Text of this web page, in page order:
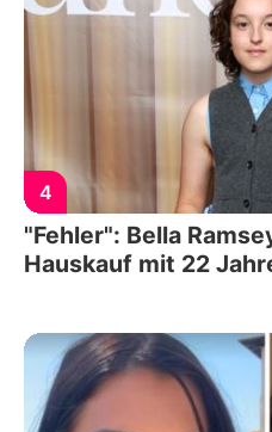
4
"Fehler": Bella
Hauskauf mit 22